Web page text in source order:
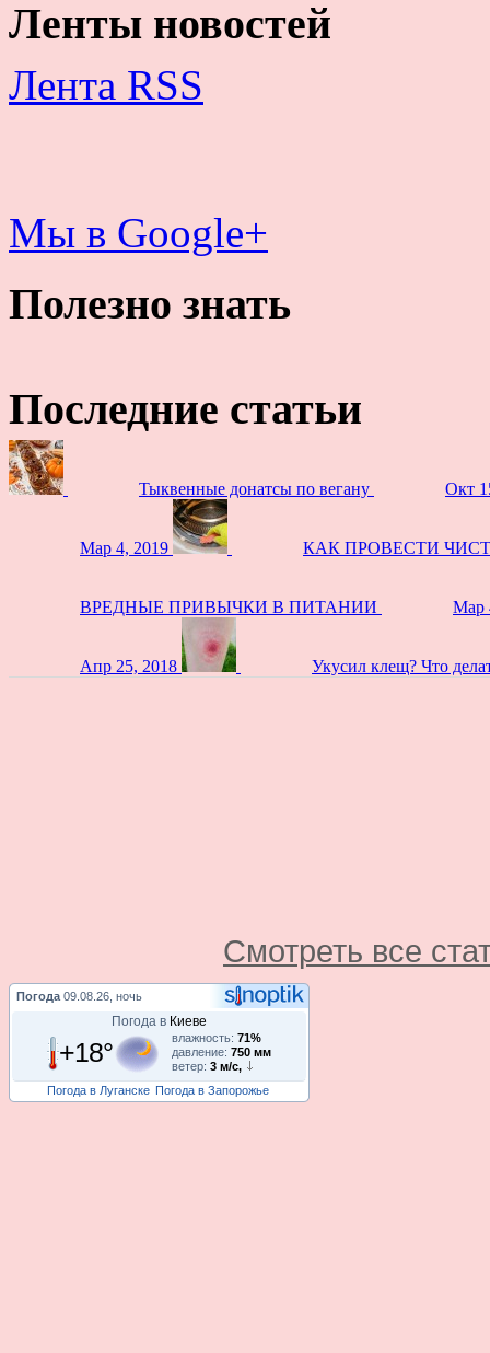
Ленты новостей
Лента RSS
Мы в Google+
Полезно знать
Последние статьи
Тыквенные донатсы по вегану Окт
Мар 4, 2019 КАК ПРОВЕСТИ
ВРЕДНЫЕ ПРИВЫЧКИ В ПИТАНИИ Мар
Апр 25, 2018 Укусил клещ? Что
Смотреть все
Погода 09.08.26, ночь
Погода в Киеве
+18° влажность: 71%
давление: 750 мм
ветер: 3 м/с,
Погода в Луганске Погода в Запорожье